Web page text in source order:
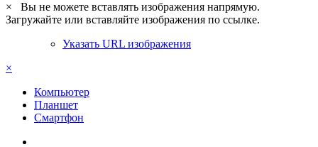
×
Вы не можете вставлять изображения напрямую.
Загружайте или вставляйте изображения по ссылке.
Указать URL изображения
×
Компьютер
Планшет
Смартфон